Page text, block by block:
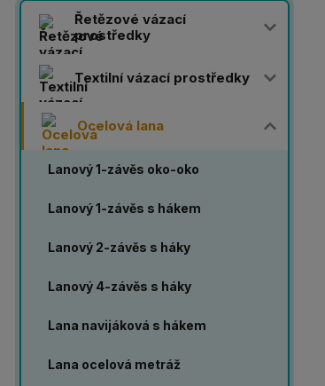
Řetězové vázací
prostředky
Textilní vázací prostředky
Ocelová lana
Lanový 1-závěs oko-oko
Lanový 1-závěs s hákem
Lanový 2-závěs s háky
Lanový 4-závěs s háky
Lana navijáková s hákem
Lana ocelová metráž